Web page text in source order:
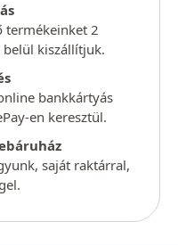
termékeinket 2
kiszállítjuk.
bankkártyás
en keresztül.
saját raktárral,